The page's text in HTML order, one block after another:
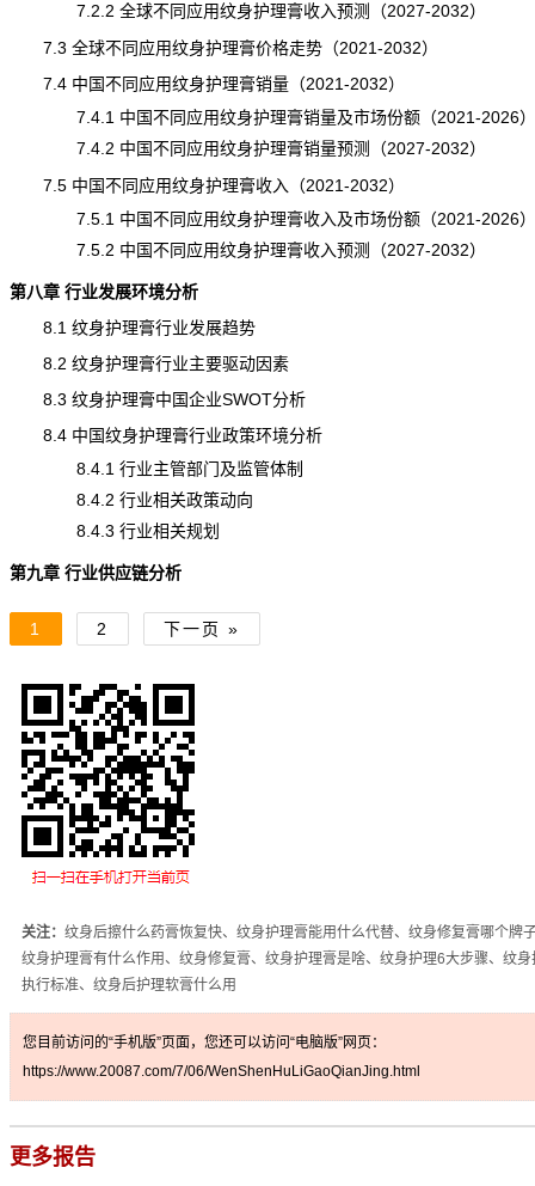
7.2.2 全球不同应用纹身护理膏收入预测（2027-2032）
7.3 全球不同应用纹身护理膏价格走势（2021-2032）
7.4 中国不同应用纹身护理膏销量（2021-2032）
7.4.1 中国不同应用纹身护理膏销量及市场份额（2021-2026）
7.4.2 中国不同应用纹身护理膏销量预测（2027-2032）
7.5 中国不同应用纹身护理膏收入（2021-2032）
7.5.1 中国不同应用纹身护理膏收入及市场份额（2021-2026）
7.5.2 中国不同应用纹身护理膏收入预测 （2027-2032）
第八章 行业发展环境分析
8.1 纹身护理膏行业发展趋势
8.2 纹身护理膏行业主要驱动因素
8.3 纹身护理膏中国企业SWOT分析
8.4 中国纹身护理膏行业政策环境分析
8.4.1 行业主管部门及监管体制
8.4.2 行业相关政策动向
8.4.3 行业相关规划
第九章 行业供应链分析
1 2 下一页 »
关注： 纹身后擦什么药膏恢复快、纹身护理膏能用什么代替、纹身修复膏哪个牌
纹身护理膏有什么作用、纹身修复膏、纹身护理膏是啥、纹身护理6大步骤、纹身
执行标准、纹身后护理软膏什么用
您目前访问的“手机版”页面，您还可以访问“电脑版”网页：
https://www.20087.com/7/06/WenShenHuLiGaoQianJing.html
更多报告